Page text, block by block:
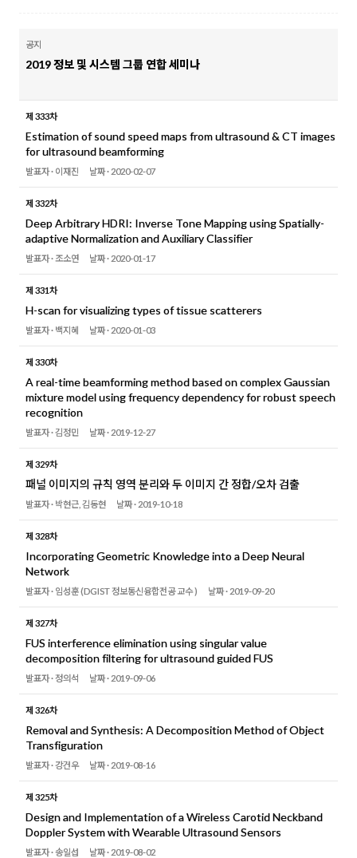
공지
2019 정보 및 시스템 그룹 연합 세미나
제 333차
Estimation of sound speed maps from ultrasound & CT images
for ultrasound beamforming
발표자 · 이재진 날짜 · 2020-02-07
제 332차
Deep Arbitrary HDRI: Inverse Tone Mapping using Spatially-
adaptive Normalization and Auxiliary Classifier
발표자 · 조소연 날짜 · 2020-01-17
제 331차
H-scan for visualizing types of tissue scatterers
발표자 · 백지혜 날짜 · 2020-01-03
제 330차
A real-time beamforming method based on complex Gaussian
mixture model using frequency dependency for robust speech
recognition
발표자 ·김정민 날짜 · 2019-12-27
제 329차
패널 이미지의 규칙 영역 분리와 두 이미지 간 정합/오차 검출
발표자 · 박현근, 김동현 날짜 · 2019-10-18
제 328차
Incorporating Geometric Knowledge into a Deep Neural
Network
발표자 · 임성훈 (DGIST 정보통신융합전공 교수 ) 날짜 · 2019-09-20
제 327차
FUS interference elimination using singular value
decomposition filtering for ultrasound guided FUS
발표자 ·정의석 날짜 · 2019-09-06
제 326차
Removal and Synthesis: A Decomposition Method of Object
Transfiguration
발표자 ·강건우 날짜 · 2019-08-16
제 325차
Design and Implementation of a Wireless Carotid Neckband
Doppler System with Wearable Ultrasound Sensors
발표자 ·송일섭 날짜 · 2019-08-02